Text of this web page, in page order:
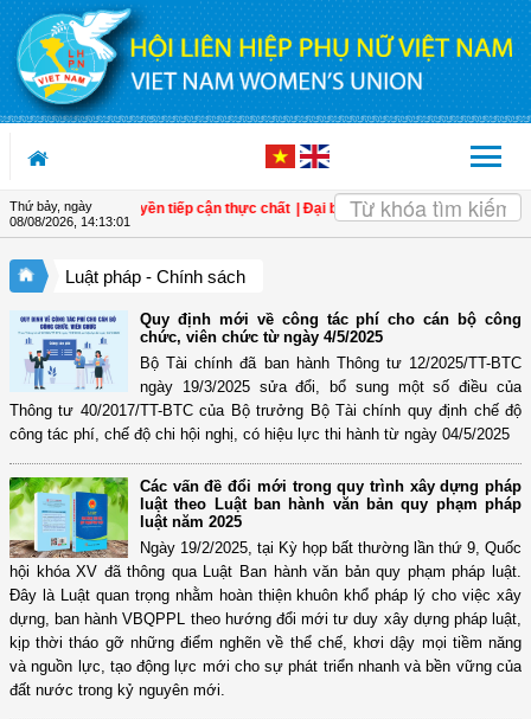
Truy cập nội dung luôn
Thứ bảy, ngày
08/08/2026, 14:13:02
bảo đảm quyền tiếp cận thực chất | Đại biểu Quốc hội Trần Lan Phương:
Luật pháp - Chính sách
Quy định mới về công tác phí cho cán bộ công
chức, viên chức từ ngày 4/5/2025
Bộ Tài chính đã ban hành Thông tư 12/2025/TT-BTC
ngày 19/3/2025 sửa đổi, bổ sung một số điều của
Thông tư 40/2017/TT-BTC của Bộ trưởng Bộ Tài chính quy định chế độ
công tác phí, chế độ chi hội nghị, có hiệu lực thi hành từ ngày 04/5/2025
Các vấn đề đổi mới trong quy trình xây dựng pháp
luật theo Luật ban hành văn bản quy phạm pháp
luật năm 2025
Ngày 19/2/2025, tại Kỳ họp bất thường lần thứ 9, Quốc
hội khóa XV đã thông qua Luật Ban hành văn bản quy phạm pháp luật.
Đây là Luật quan trọng nhằm hoàn thiện khuôn khổ pháp lý cho việc xây
dựng, ban hành VBQPPL theo hướng đổi mới tư duy xây dựng pháp luật,
kịp thời tháo gỡ những điểm nghẽn về thể chế, khơi dậy mọi tiềm năng
và nguồn lực, tạo động lực mới cho sự phát triển nhanh và bền vững của
đất nước trong kỷ nguyên mới.